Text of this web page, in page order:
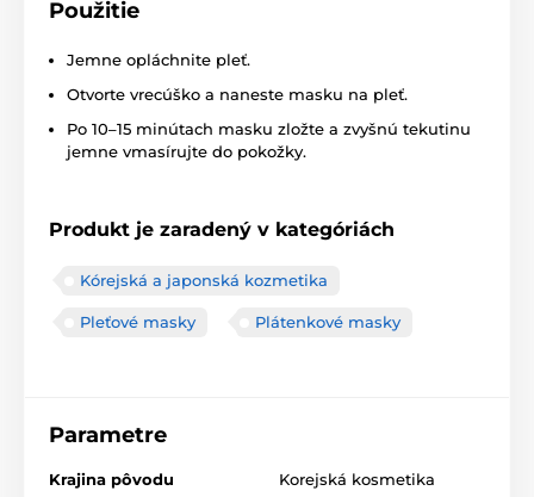
Použitie
Jemne opláchnite pleť.
Otvorte vrecúško a naneste masku na pleť.
Po 10–15 minútach masku zložte a zvyšnú tekutinu
jemne vmasírujte do pokožky.
Produkt je zaradený v kategóriách
Kórejská a japonská kozmetika
Pleťové masky Plátenkové masky
Parametre
Krajina pôvodu Korejská kosmetika